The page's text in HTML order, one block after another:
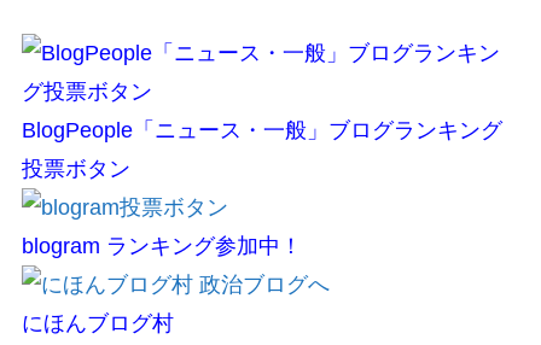
BlogPeople「ニュース・一般」ブログランキング
投票ボタン
blogram ランキング参加中！
にほんブログ村